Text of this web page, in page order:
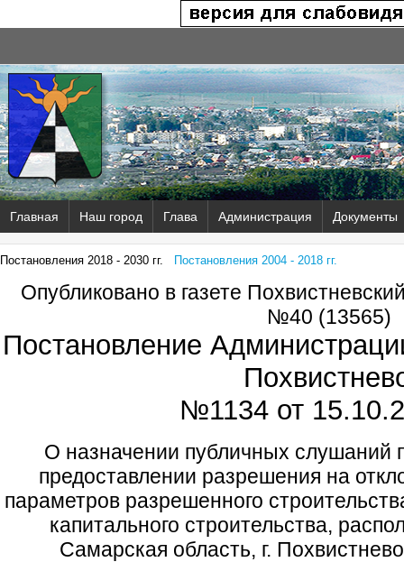
Главная Наш город Глава Администрация Документы
Постановления 2018 - 2030 гг. Постановления 2004 - 2018 гг.
Опубликовано в газете
№40 (13565)
Постановление
№1134 от
О назначении публичных слушаний
предоставлении разрешения на
параметров разрешенного
капитального строительства,
Самарская область, г.